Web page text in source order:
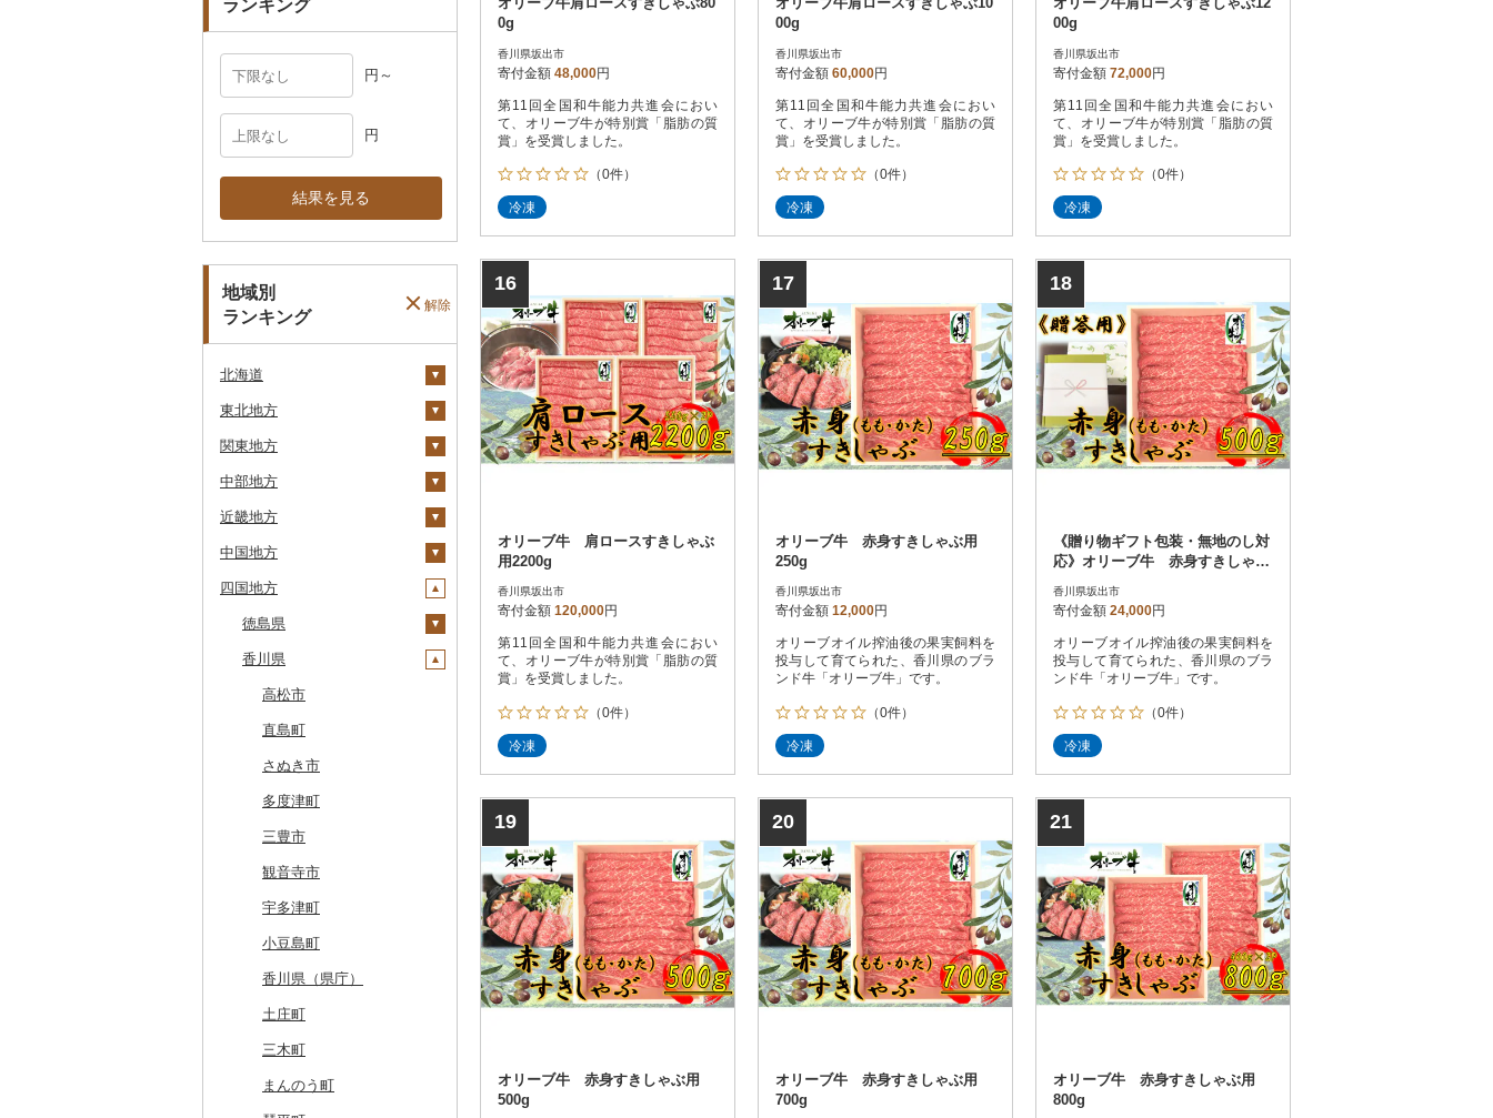
ランキング
円～
円
結果を見る
地域別
ランキング
解除
北海道
安平町
八雲町
鹿部町
江差町
白老町
せたな町
旭川市
森町
稚内市
標津町
清里町
北斗市
留萌市
白糠町
釧路町
名寄市
美唄市
厚岸町
南富良野町
上富良野町
東北地方
青森県
十和田市
大鰐町
南部町
五戸町
藤崎町
六ヶ所村
東北町
三戸町
東通村
黒石市
おいらせ町
鶴田町
階上町
深浦町
青森市
田子町
新郷村
横浜町
岩手県
宮古市
軽米町
岩手町
矢巾町
釜石市
野田村
普代村
一戸町
陸前高田市
紫波町
滝沢市
住田町
葛巻町
花巻市
岩泉町
田野畑村
盛岡市
宮城県
柴田町
色麻町
丸森町
大衡村
加美町
利府町
白石市
登米市
山元町
名取市
川崎町
村田町
栗原市
富谷市
岩沼市
七ヶ宿町
秋田県
大潟村
横手市
能代市
小坂町
仙北市
井川町
潟上市
三種町
藤里町
湯沢市
大館市
由利本荘市
にかほ市
羽後町
秋田県（県庁）
山形県
村山市
尾花沢市
上山市
河北町
酒田市
新庄市
長井市
小国町
南陽市
中山町
庄内町
大石田町
川西町
鶴岡市
福島県
天栄村
広野町
鏡石町
須賀川市
小野町
棚倉町
古殿町
昭和村
下郷町
西郷村
二本松市
猪苗代町
川俣町
関東地方
茨城県
土浦市
取手市
つくば市
稲敷市
潮来市
五霞町
北茨城市
境町
かすみがうら市
牛久市
常陸太田市
つくばみらい市
下妻市
茨城町
神栖市
常総市
東海村
栃木県
那須塩原市
市貝町
塩谷町
上三川町
佐野市
真岡市
高根沢町
大田原市
栃木市
日光市
小山市
宇都宮市
栃木県（県庁）
那珂川町
茂木町
那須烏山市
群馬県
榛東村
下仁田町
玉村町
安中市
川場村
昭和村
甘楽町
明和町
沼田市
桐生市
吉岡町
太田市
高山村
みどり市
千代田町
埼玉県
春日部市
蕨市
戸田市
毛呂山町
久喜市
ふじみ野市
川島町
上里町
川口市
飯能市
長瀞町
羽生市
小鹿野町
坂戸市
千葉県
勝浦市
袖ケ浦市
我孫子市
長柄町
芝山町
八千代市
横芝光町
多古町
白子町
栄町
香取市
習志野市
銚子市
東京都
八王子市
日野市
昭島市
武蔵村山市
葛飾区
小金井市
墨田区
東久留米市
利島村
瑞穂町
大島町
府中市
神奈川県
南足柄市
松田町
大井町
中井町
愛川町
山北町
真鶴町
清川村
開成町
藤沢市
神奈川県（県庁）
中部地方
新潟県
十日町市
弥彦村
阿賀町
出雲崎町
魚沼市
佐渡市
燕市
南魚沼市
関川村
新発田市
加茂市
小千谷市
田上町
五泉市
三条市
見附市
富山県
射水市
氷見市
朝日町
高岡市
魚津市
砺波市
入善町
黒部市
立山町
富山県（県庁）
小矢部市
滑川市
富山市
南砺市
石川県
羽咋市
七尾市
白山市
穴水町
輪島市
中能登町
石川県（県庁）
野々市市
能登町
能美市
津幡町
宝達志水町
金沢市
内灘町
福井県
美浜町
小浜市
越前町
若狭町
鯖江市
高浜町
勝山市
福井県（県庁）
越前市
坂井市
あわら市
福井市
大野市
山梨県
富士吉田市
甲斐市
山梨市
富士川町
大月市
富士河口湖町
韮崎市
南アルプス市
市川三郷町
都留市
山梨県（県庁）
道志村
長野県
高森町
御代田町
飯田市
青木村
南箕輪村
長野県（県庁）
上松町
高山村
南木曽町
朝日村
長野市
岐阜県
養老町
八百津町
池田町
関市
瑞穂市
飛騨市
岐南町
大野町
山県市
羽島市
静岡県
下田市
静岡市
吉田町
函南町
藤枝市
御殿場市
浜松市
伊東市
島田市
愛知県
清須市
田原市
安城市
北名古屋市
東栄町
豊山町
南知多町
江南市
近畿地方
三重県
鈴鹿市
伊賀市
木曽岬町
多気町
松阪市
桑名市
志摩市
明和町
鳥羽市
いなべ市
紀北町
熊野市
南伊勢町
朝日町
菰野町
滋賀県
長浜市
高島市
草津市
近江八幡市
竜王町
甲賀市
湖南市
大津市
彦根市
栗東市
愛荘町
滋賀県（県庁）
米原市
豊郷町
京都府
宮津市
伊根町
与謝野町
福知山市
亀岡市
城陽市
久御山町
京丹後市
井手町
木津川市
宇治田原町
長岡京市
綾部市
大阪府
茨木市
豊能町
枚方市
河内長野市
泉佐野市
交野市
藤井寺市
能勢町
阪南市
貝塚市
岸和田市
泉南市
兵庫県
上郡町
神河町
小野市
太子町
西宮市
佐用町
多可町
朝来市
市川町
三木市
新温泉町
奈良県
曽爾村
河合町
宇陀市
田原本町
山添村
大淀町
安堵町
王寺町
十津川村
高取町
和歌山県
湯浅町
有田市
橋本市
広川町
和歌山市
海南市
那智勝浦町
美浜町
御坊市
中国地方
鳥取県
鳥取県（県庁）
米子市
大山町
琴浦町
日野町
鳥取市
北栄町
境港市
智頭町
江府町
八頭町
若桜町
湯梨浜町
岩美町
島根県
雲南市
海士町
津和野町
飯南町
安来市
知夫村
隠岐の島町
吉賀町
出雲市
奥出雲町
西ノ島町
浜田市
大田市
岡山県
津山市
西粟倉村
久米南町
真庭市
新見市
美咲町
浅口市
美作市
岡山市
早島町
笠岡市
里庄町
広島県
安芸太田町
世羅町
大竹市
廿日市市
北広島町
福山市
広島市
庄原市
府中市
大崎上島町
東広島市
山口県
柳井市
平生町
山口県（県庁）
長門市
田布施町
防府市
上関町
山陽小野田市
山口市
周南市
四国地方
徳島県
阿波市
牟岐町
那賀町
三好市
鳴門市
藍住町
板野町
東みよし町
徳島県（県庁）
阿南市
上板町
海陽町
徳島市
香川県
高松市
直島町
さぬき市
多度津町
三豊市
観音寺市
宇多津町
小豆島町
香川県（県庁）
土庄町
三木町
まんのう町
0g
香川県坂出市
寄付金額 48,000円
第11回全国和牛能力共進会におい
て、オリーブ牛が特別賞「脂肪の質
賞」を受賞しました。
（0件）
冷凍
00g
香川県坂出市
寄付金額 60,000円
第11回全国和牛能力共進会におい
て、オリーブ牛が特別賞「脂肪の質
賞」を受賞しました。
（0件）
冷凍
00g
香川県坂出市
寄付金額 72,000円
第11回全国和牛能力共進会におい
て、オリーブ牛が特別賞「脂肪の質
賞」を受賞しました。
（0件）
冷凍
16
オリーブ牛 肩ロースすきしゃぶ
用2200g
香川県坂出市
寄付金額 120,000円
第11回全国和牛能力共進会におい
て、オリーブ牛が特別賞「脂肪の質
賞」を受賞しました。
（0件）
冷凍
17
オリーブ牛 赤身すきしゃぶ用
250g
香川県坂出市
寄付金額 12,000円
オリーブオイル搾油後の果実飼料を
投与して育てられた、香川県のブラ
ンド牛「オリーブ牛」です。
（0件）
冷凍
18
《贈り物ギフト包装・無地のし対
応》オリーブ牛 赤身すきしゃぶ
香川県坂出市
寄付金額 24,000円
オリーブオイル搾油後の果実飼料を
投与して育てられた、香川県のブラ
ンド牛「オリーブ牛」です。
（0件）
冷凍
19
オリーブ牛 赤身すきしゃぶ用
500g
20
オリーブ牛 赤身すきしゃぶ用
700g
21
オリーブ牛 赤身すきしゃぶ用
800g